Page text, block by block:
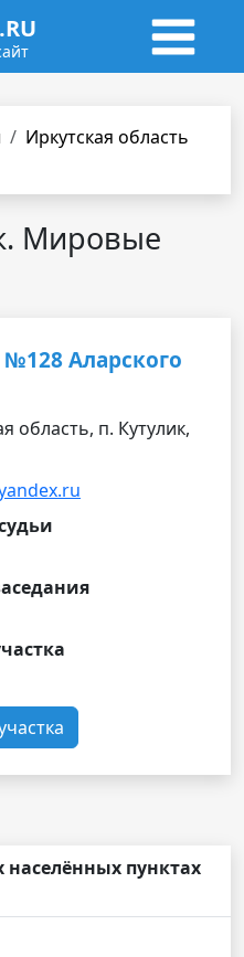
Иркутская область
Мировые
Аларского
область, п. Кутулик,
пунктах